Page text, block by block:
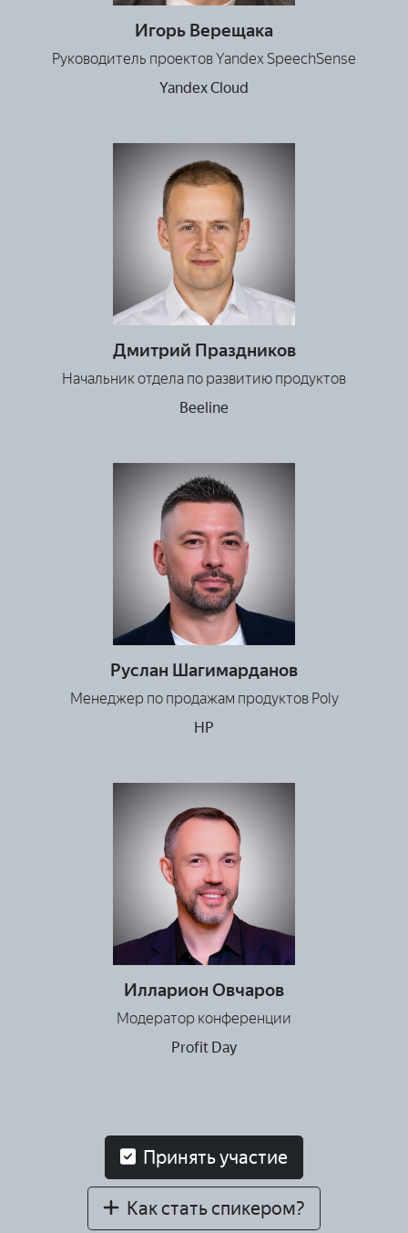
Игорь Верещака
Руководитель проектов Yandex SpeechSense
Yandex Cloud
Дмитрий Праздников
Начальник отдела по развитию продуктов
Beeline
Руслан Шагимарданов
Менеджер по продажам продуктов Poly
HP
Илларион Овчаров
Модератор конференции
Profit Day
Принять участие
Как стать спикером?